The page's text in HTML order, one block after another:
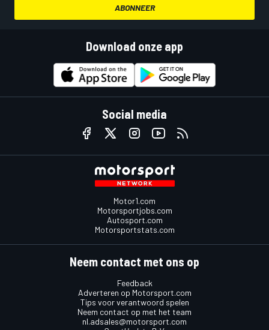
ABONNEER
Download onze app
Social media
Motor1.com
Motorsportjobs.com
Autosport.com
Motorsportstats.com
Neem contact met ons op
Feedback
Adverteren op Motorsport.com
Tips voor verantwoord spelen
Neem contact op met het team
nl.adsales@motorsport.com